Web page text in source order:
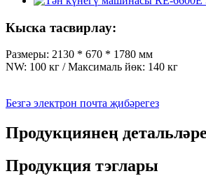
Кыска тасвирлау:
Размеры: 2130 * 670 * 1780 мм
NW: 100 кг / Максималь йөк: 140 кг
Безгә электрон почта җибәрегез
Продукциянең детальләре
Продукция тэглары